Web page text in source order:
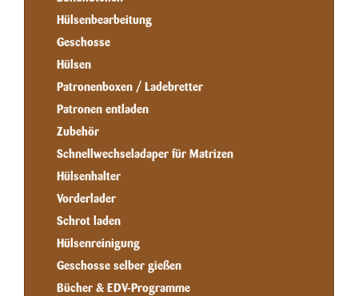
Hülsenbearbeitung
Geschosse
Hülsen
Patronenboxen / Ladebretter
Patronen entladen
Zubehör
Schnellwechseladaper für Matrizen
Hülsenhalter
Vorderlader
Schrot laden
Hülsenreinigung
Geschosse selber gießen
Bücher & EDV-Programme